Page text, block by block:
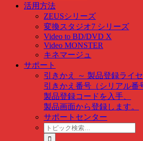
活用方法
ZEUSシリーズ
変換スタジオ7 シリーズ
Video to BD/DVD X
Video MONSTER
キネマージュ
サポート
引きかえ ～ 製品登録ライ
引きかえ番号（シリアル番
製品登録コードを入手、
製品画面から登録します。
サポートセンター
ト
ピ